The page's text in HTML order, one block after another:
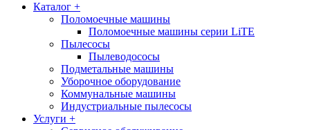
Каталог +
Поломоечные машины
Поломоечные машины серии LiTE
Пылесосы
Пылеводососы
Подметальные машины
Уборочное оборудование
Коммунальные машины
Индустриальные пылесосы
Услуги +